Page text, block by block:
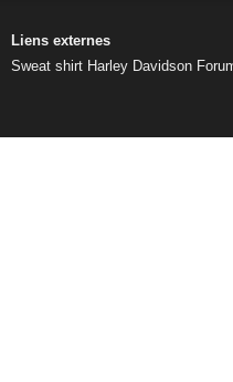
Liens externes
Sweat shirt Harley Davidson